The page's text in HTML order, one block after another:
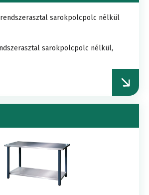
sarokpolcpolc nélkül,